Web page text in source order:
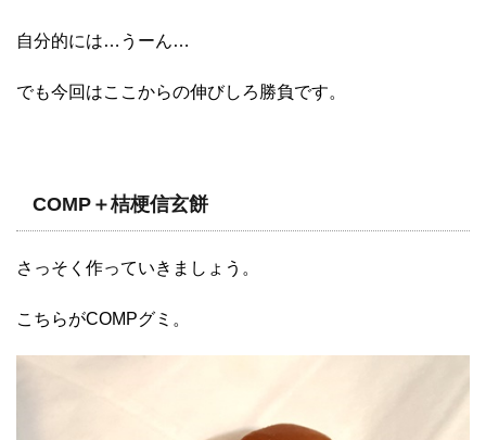
自分的には…うーん…
でも今回はここからの伸びしろ勝負です。
COMP＋桔梗信玄餅
さっそく作っていきましょう。
こちらがCOMPグミ。